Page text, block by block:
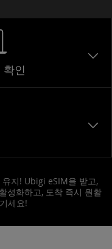
인
지! Ubigi eSIM을 받고,
성화하고, 도착 즉시 원활
세요!